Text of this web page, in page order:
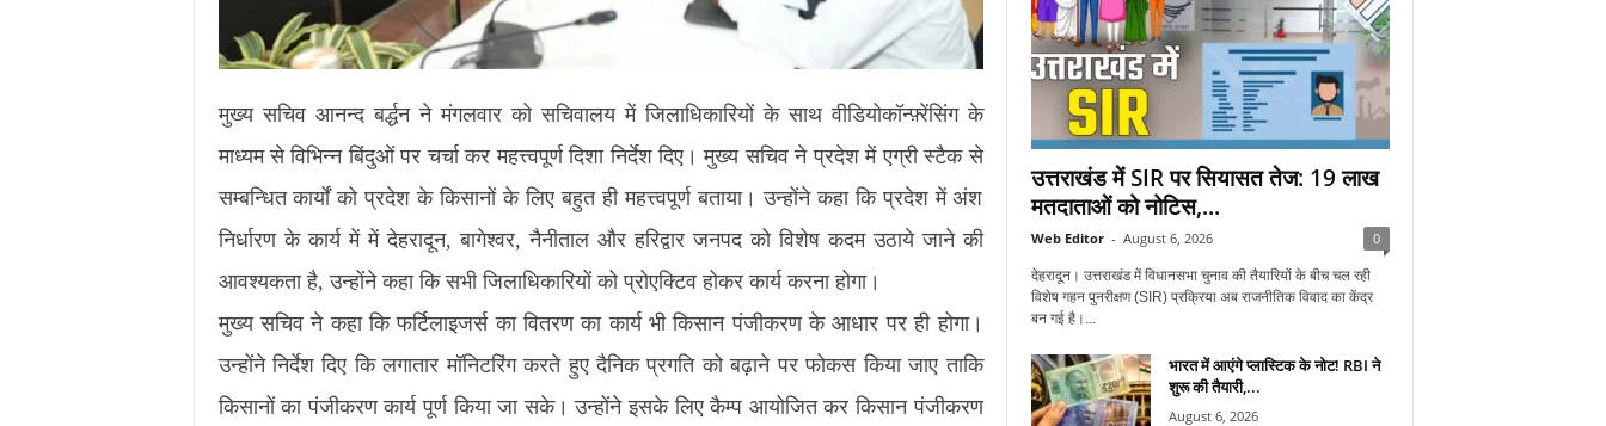
मुख्य सचिव आनन्द बर्द्धन ने मंगलवार को सचिवालय में जिलाधिकारियों के साथ वीडियोकॉन्फ़्रेंसिंग के
माध्यम से विभिन्न बिंदुओं पर चर्चा कर महत्त्वपूर्ण दिशा निर्देश दिए। मुख्य सचिव ने प्रदेश में एग्री स्टैक से
सम्बन्धित कार्यों को प्रदेश के किसानों के लिए बहुत ही महत्त्वपूर्ण बताया। उन्होंने कहा कि प्रदेश में अंश
निर्धारण के कार्य में में देहरादून, बागेश्वर, नैनीताल और हरिद्वार जनपद को विशेष कदम उठाये जाने की
आवश्यकता है, उन्होंने कहा कि सभी जिलाधिकारियों को प्रोएक्टिव होकर कार्य करना होगा।
मुख्य सचिव ने कहा कि फर्टिलाइजर्स का वितरण का कार्य भी किसान पंजीकरण के आधार पर ही होगा।
उन्होंने निर्देश दिए कि लगातार मॉनिटरिंग करते हुए दैनिक प्रगति को बढ़ाने पर फोकस किया जाए ताकि
किसानों का पंजीकरण कार्य पूर्ण किया जा सके। उन्होंने इसके लिए कैम्प आयोजित कर किसान पंजीकरण
उत्तराखंड में SIR पर सियासत तेज: 19 लाख
मतदाताओं को नोटिस,...
Web Editor - August 6, 2026 0
देहरादून। उत्तराखंड में विधानसभा चुनाव की तैयारियों के बीच चल रही
विशेष गहन पुनरीक्षण (SIR) प्रक्रिया अब राजनीतिक विवाद का केंद्र
बन गई है।...
भारत में आएंगे प्लास्टिक के नोट! RBI ने
शुरू की तैयारी,...
August 6, 2026